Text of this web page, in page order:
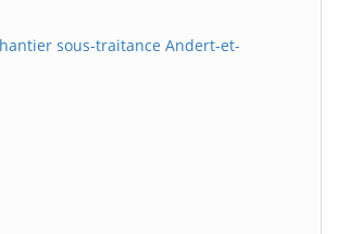
sous-traitance Andert-et-